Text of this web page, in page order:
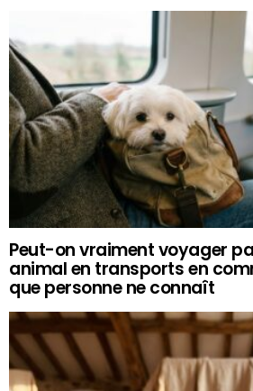
Peut-on vraiment voyager
animal en transports en
que personne ne connaît